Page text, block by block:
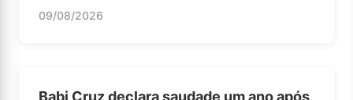
09/08/2026
Babi Cruz declara saudade um ano após